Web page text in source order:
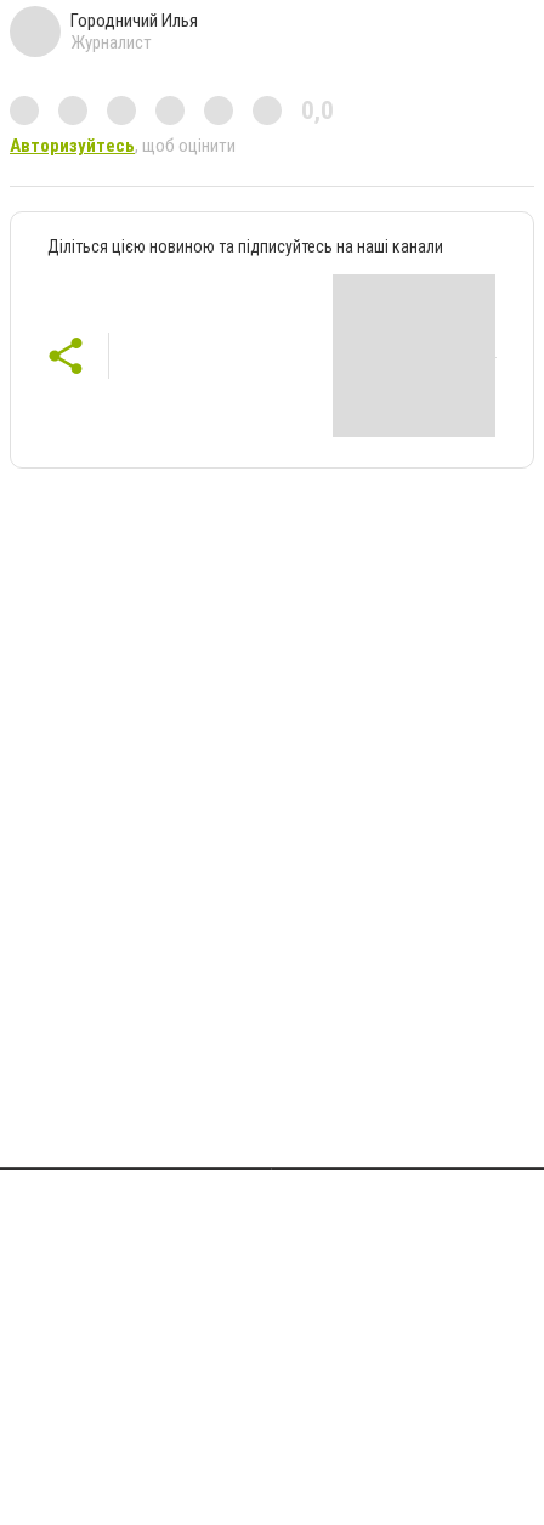
Городничий Илья
Журналист
0,0
Авторизуйтесь, щоб оцінити
Діліться цією новиною та підписуйтесь на наші канали